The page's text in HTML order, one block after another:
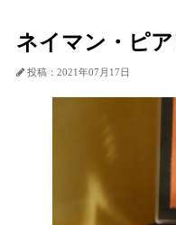
ネイマン・ピ
投稿：2021年07月17日